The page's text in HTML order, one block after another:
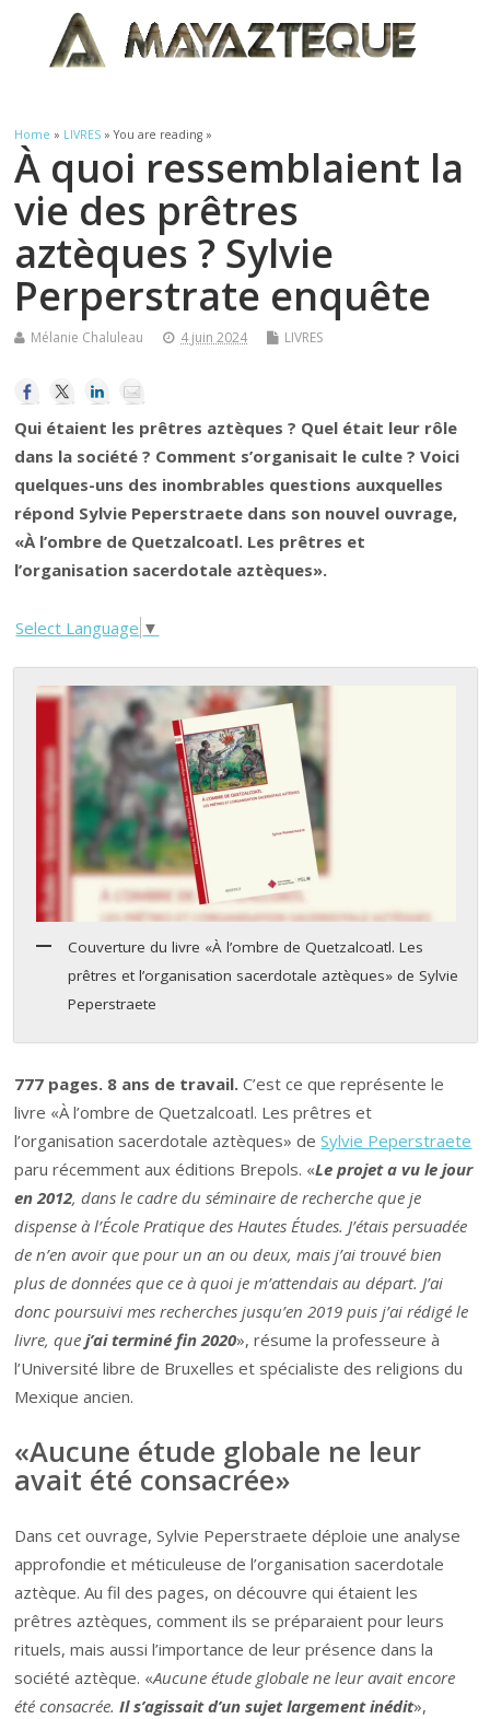
Home » LIVRES » You are reading »
À quoi ressemblaient la
vie des prêtres
aztèques ? Sylvie
Perperstrate enquête
Mélanie Chaluleau 4 juin 2024 LIVRES
Qui étaient les prêtres aztèques ? Quel était leur rôle
dans la société ? Comment s’organisait le culte ? Voici
quelques-uns des inombrables questions auxquelles
répond Sylvie Peperstraete dans son nouvel ouvrage,
«À l’ombre de Quetzalcoatl. Les prêtres et
l’organisation sacerdotale aztèques».
Select Language ▼
Couverture du livre «À l’ombre de Quetzalcoatl. Les
prêtres et l’organisation sacerdotale aztèques» de Sylvie
Peperstraete
777 pages. 8 ans de travail. C’est ce que représente le
livre «À l’ombre de Quetzalcoatl. Les prêtres et
l’organisation sacerdotale aztèques» deSylvie Peperstraete
paru récemment aux éditions Brepols. «Le projet a vu le jour
en 2012, dans le cadre du séminaire de recherche que je
dispense à l’École Pratique des Hautes Études. J’étais persuadée
de n’en avoir que pour un an ou deux, mais j’ai trouvé bien
plus de données que ce à quoi je m’attendais au départ. J’ai
donc poursuivi mes recherches jusqu’en 2019 puis j’ai rédigé le
livre, que j’ai terminé fin 2020», résume la professeure à
l’Université libre de Bruxelles et spécialiste des religions du
Mexique ancien.
«Aucune étude globale ne leur
avait été consacrée»
Dans cet ouvrage, Sylvie Peperstraete déploie une analyse
approfondie et méticuleuse de l’organisation sacerdotale
aztèque. Au fil des pages, on découvre qui étaient les
prêtres aztèques, comment ils se préparaient pour leurs
rituels, mais aussi l’importance de leur présence dans la
société aztèque. «Aucune étude globale ne leur avait encore
été consacrée.Il s’agissait d’un sujet largement inédit»,